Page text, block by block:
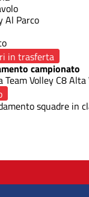
Al Parco
in trasferta
campionato
Team Volley C8Alta